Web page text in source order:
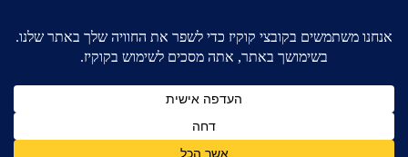
המלצה על עורכת דין גירושין מומלצת:
"מהלך שחמט מבריק שהציל לי את העסק"